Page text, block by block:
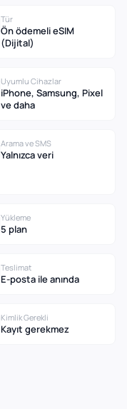
Tür
Ön ödemeli eSIM
(Dijital)
Uyumlu Cihazlar
iPhone, Samsung, Pixel
ve daha
Arama ve SMS
Yalnızca veri
Yükleme
5 plan
Teslimat
E-posta ile anında
Kimlik Gerekli
Kayıt gerekmez